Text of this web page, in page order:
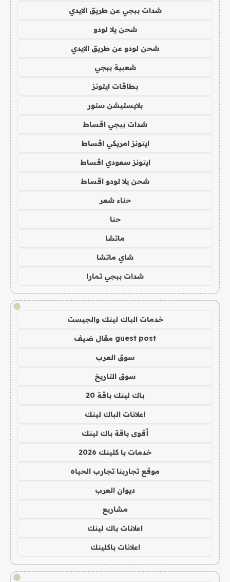
شدات ببجي عن طريق الايدي
شحن يلا لودو
شحن لودو عن طريق الايدي
شعبية ببجي
بطاقات ايتونز
بلايستيشن ستور
شدات ببجي اقساط
ايتونز امريكي اقساط
ايتونز سعودي اقساط
شحن يلا لودو اقساط
حناء شعر
حنا
ماتشا
شاي ماتشا
شدات ببجي تمارا
!
خدمات الباك لينك والجيست
guest post مقال ضيف
سوق العرب
سوق التاريخ
باك لينك باقة 20
اعلانات الباك لينك
أقوى باقة باك لينك
خدمات با كلينك 2026
موقع تجاربنا تجارب الحياه
ديوان العرب
مشاريع
اعلانات باك لينك
اعلانات باكلينك
!